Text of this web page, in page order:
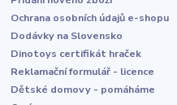
Ochrana osobních údajů e-shopu
Dodávky na Slovensko
Dinotoys certifikát hraček
Reklamační formulář - licence
Dětské domovy - pomáháme